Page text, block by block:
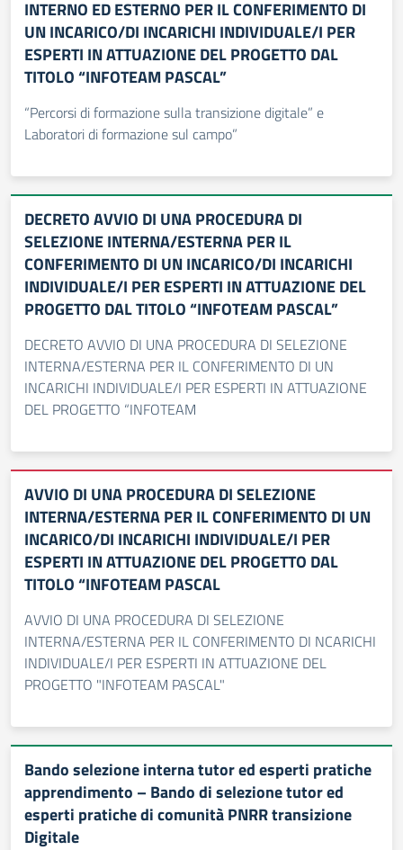
INTERNO ED ESTERNO PER IL CONFERIMENTO DI
UN INCARICO/DI INCARICHI INDIVIDUALE/I PER
ESPERTI IN ATTUAZIONE DEL PROGETTO DAL
TITOLO “INFOTEAM PASCAL”
“Percorsi di formazione sulla transizione digitale” e
Laboratori di formazione sul campo”
DECRETO AVVIO DI UNA PROCEDURA DI
SELEZIONE INTERNA/ESTERNA PER IL
CONFERIMENTO DI UN INCARICO/DI INCARICHI
INDIVIDUALE/I PER ESPERTI IN ATTUAZIONE DEL
PROGETTO DAL TITOLO “INFOTEAM PASCAL”
DECRETO AVVIO DI UNA PROCEDURA DI SELEZIONE
INTERNA/ESTERNA PER IL CONFERIMENTO DI UN
INCARICHI INDIVIDUALE/I PER ESPERTI IN ATTUAZIONE
DEL PROGETTO “INFOTEAM
AVVIO DI UNA PROCEDURA DI SELEZIONE
INTERNA/ESTERNA PER IL CONFERIMENTO DI UN
INCARICO/DI INCARICHI INDIVIDUALE/I PER
ESPERTI IN ATTUAZIONE DEL PROGETTO DAL
TITOLO “INFOTEAM PASCAL
AVVIO DI UNA PROCEDURA DI SELEZIONE
INTERNA/ESTERNA PER IL CONFERIMENTO DI NCARICHI
INDIVIDUALE/I PER ESPERTI IN ATTUAZIONE DEL
PROGETTO "INFOTEAM PASCAL"
Bando selezione interna tutor ed esperti pratiche
apprendimento – Bando di selezione tutor ed
esperti pratiche di comunità PNRR transizione
Digitale